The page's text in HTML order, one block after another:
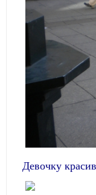
Девочку